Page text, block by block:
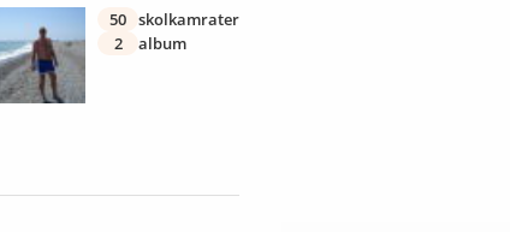
50 skolkamrater
2
album